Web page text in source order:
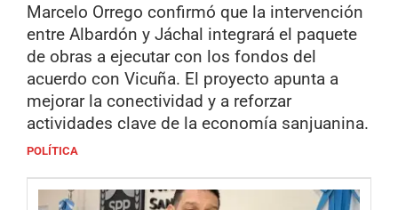
Marcelo Orrego confirmó que la intervención
entre Albardón y Jáchal integrará el paquete
de obras a ejecutar con los fondos del
acuerdo con Vicuña. El proyecto apunta a
mejorar la conectividad y a reforzar
actividades clave de la economía sanjuanina.
POLÍTICA